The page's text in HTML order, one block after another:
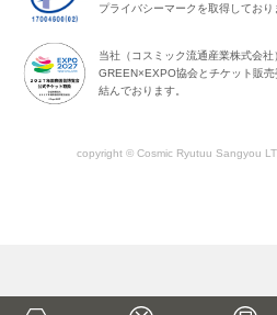
プライバシーマークを取得しており
当社（コスミック流通産業株式会社
GREEN×EXPO協会とチケット販売
結んでおります。
copyright © Cosmic Ryutuu Sangyou